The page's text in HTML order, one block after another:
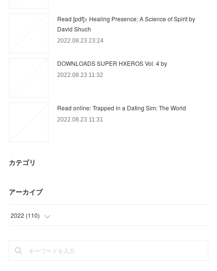
Read [pdf]> Healing Presence: A Science of Spirit by
David Shuch
2022.08.23 23:24
DOWNLOADS SUPER HXEROS Vol. 4 by
2022.08.23 11:32
Read online: Trapped in a Dating Sim: The World
2022.08.23 11:31
カテゴリ
アーカイブ
2022 (110)
(